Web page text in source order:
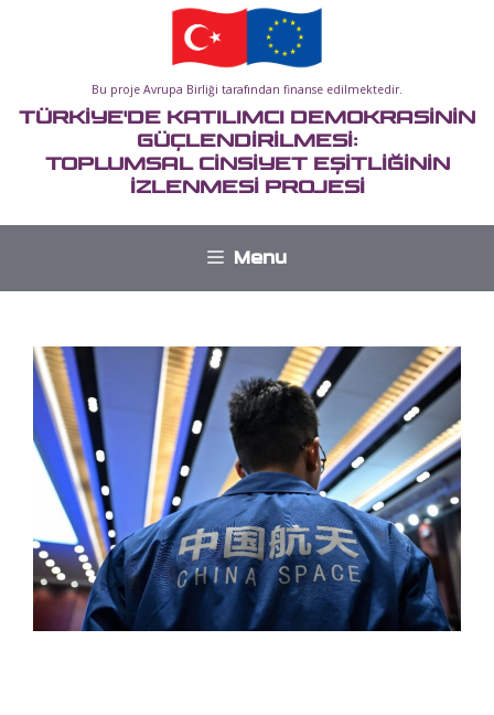
Bu proje Avrupa Birliği tarafından finanse edilmektedir.
TÜRKİYE'DE KATILIMCI DEMOKRASİNİN
GÜÇLENDİRİLMESİ:
TOPLUMSAL CİNSİYET EŞİTLİĞİNİN
İZLENMESİ PROJESİ
Menu